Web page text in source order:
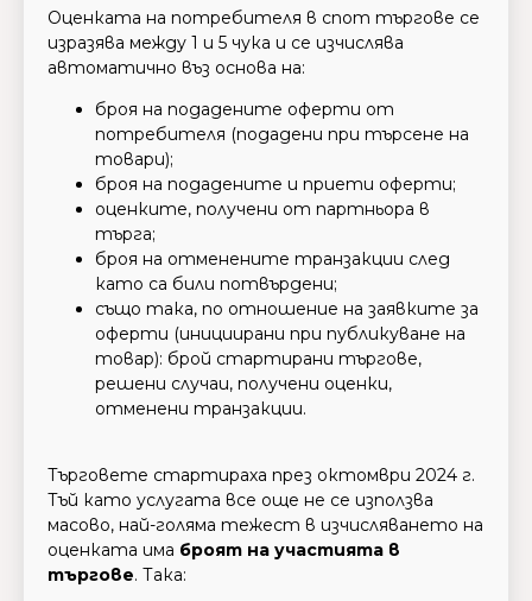
Оценката на потребителя в спот търгове се
изразява между 1 и 5 чука и се изчислява
автоматично въз основа на:
броя на подадените оферти от
потребителя (подадени при търсене на
товари);
броя на подадените и приети оферти;
оценките, получени от партньора в
търга;
броя на отменените транзакции след
като са били потвърдени;
също така, по отношение на заявките за
оферти (инициирани при публикуване на
товар): брой стартирани търгове,
решени случаи, получени оценки,
отменени транзакции.
Търговете стартираха през октомври 2024 г.
Тъй като услугата все още не се използва
масово, най-голяма тежест в изчисляването на
оценката има броят на участията в
търгове. Така: